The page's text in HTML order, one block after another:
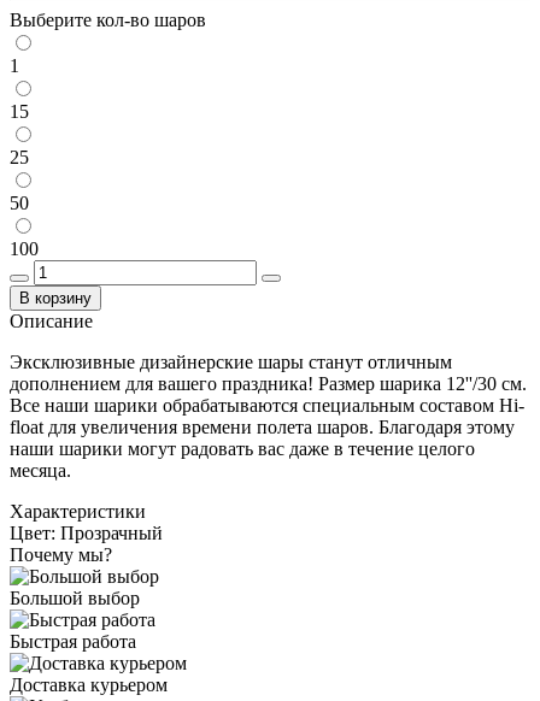
Выберите кол-во шаров
1
15
25
50
100
В корзину
Описание
Эксклюзивные дизайнерские шары станут отличным
дополнением для вашего праздника! Размер шарика 12''/30 см.
Все наши шарики обрабатываются специальным составом Hi-
float для увеличения времени полета шаров. Благодаря этому
наши шарики могут радовать вас даже в течение целого
месяца.
Характеристики
Цвет: Прозрачный
Почему мы?
Большой выбор
Быстрая работа
Доставка курьером